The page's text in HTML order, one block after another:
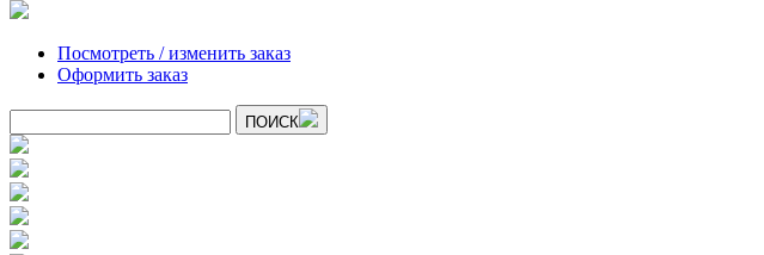
Посмотреть / изменить заказ
Оформить заказ
ПОИСК